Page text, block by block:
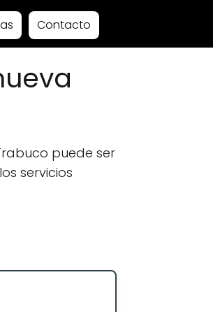
Contacto
puede ser
servicios